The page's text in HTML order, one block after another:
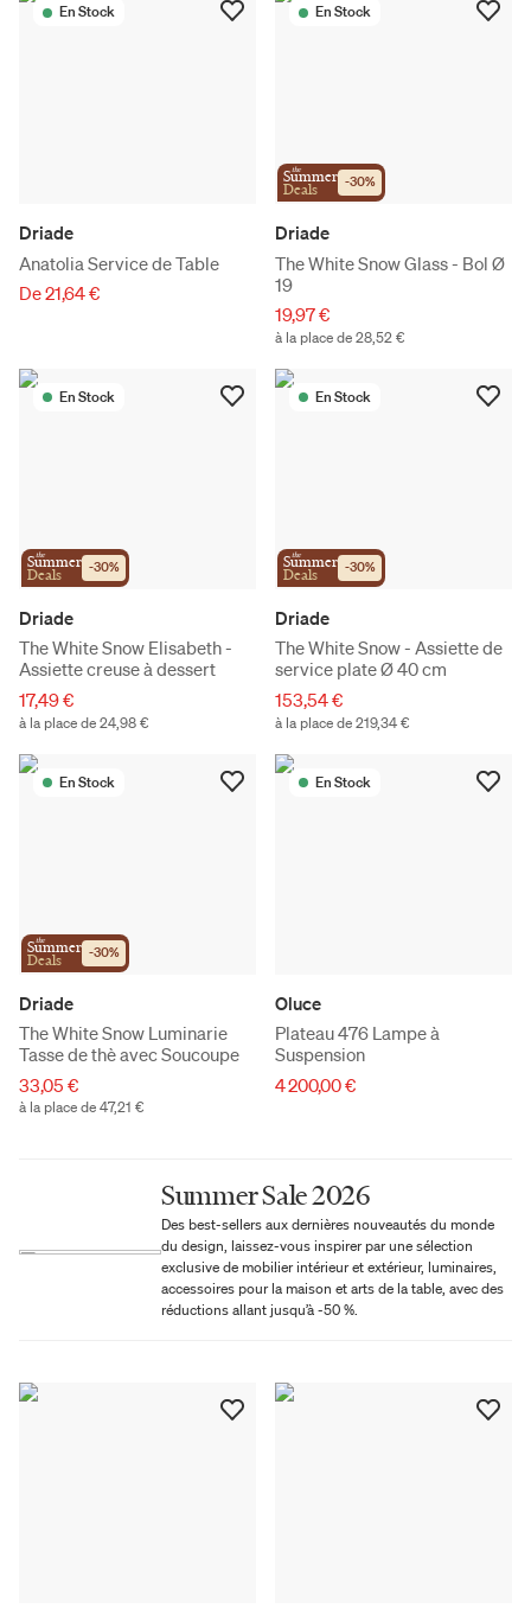
En Stock
Driade
Anatolia Service de Table
De 21,64 €
En Stock
the
Summer
Deals -30%
Driade
The White Snow Glass - Bol Ø
19
19,97 €
à la place de 28,52 €
En Stock
the
Summer
Deals -30%
Driade
The White Snow Elisabeth -
Assiette creuse à dessert
17,49 €
à la place de 24,98 €
En Stock
the
Summer
Deals -30%
Driade
The White Snow - Assiette de
service plate Ø 40 cm
153,54 €
à la place de 219,34 €
En Stock
the
Summer
Deals -30%
Driade
The White Snow Luminarie
Tasse de thè avec Soucoupe
33,05 €
à la place de 47,21 €
En Stock
Oluce
Plateau 476 Lampe à
Suspension
4 200,00 €
Summer Sale 2026
Des best-sellers aux dernières nouveautés du monde
du design, laissez-vous inspirer par une sélection
exclusive de mobilier intérieur et extérieur, luminaires,
accessoires pour la maison et arts de la table, avec des
réductions allant jusqu’à -50 %.